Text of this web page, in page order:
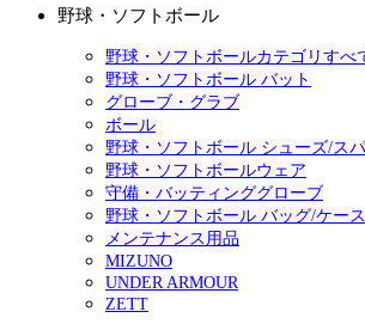
野球・ソフトボール
野球・ソフトボールカテゴリすべ
野球・ソフトボール バット
グローブ・グラブ
ボール
野球・ソフトボール シューズ/ス
野球・ソフトボールウェア
守備・バッティンググローブ
野球・ソフトボール バッグ/ケース
メンテナンス用品
MIZUNO
UNDER ARMOUR
ZETT